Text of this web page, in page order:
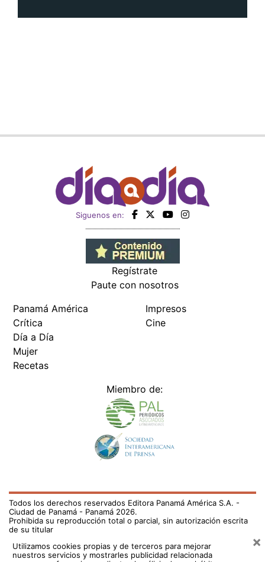
Siguenos en:
Regístrate
Paute con nosotros
Panamá América
Crítica
Día a Día
Mujer
Recetas
Impresos
Cine
Miembro de:
Todos los derechos reservados Editora Panamá América S.A. -
Ciudad de Panamá - Panamá 2026.
Prohibida su reproducción total o parcial, sin autorización escrita
de su titular
Utilizamos cookies propias y de terceros para mejorar
nuestros servicios y mostrarles publicidad relacionada
×